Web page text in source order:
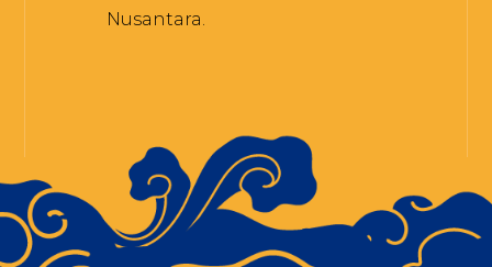
Nusantara.